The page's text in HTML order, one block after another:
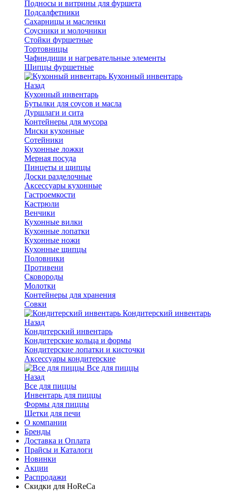
Подносы и витрины для фуршета
Подсалфетники
Сахарницы и масленки
Соусники и молочники
Стойки фуршетные
Тортовницы
Чафиндиши и нагревательные элементы
Щипцы фуршетные
Кухонный инвентарь
Назад
Кухонный инвентарь
Бутылки для соусов и масла
Дуршлаги и сита
Контейнеры для мусора
Миски кухонные
Сотейники
Кухонные ложки
Мерная посуда
Пинцеты и щипцы
Доски разделочные
Аксессуары кухонные
Гастроемкости
Кастрюли
Венчики
Кухонные вилки
Кухонные лопатки
Кухонные ножи
Кухонные щипцы
Половники
Противени
Сковороды
Молотки
Контейнеры для хранения
Совки
Кондитерский инвентарь
Назад
Кондитерский инвентарь
Кондитерские кольца и формы
Кондитерские лопатки и кисточки
Аксессуары кондитерские
Все для пиццы
Назад
Все для пиццы
Инвентарь для пиццы
Формы для пиццы
Щетки для печи
О компании
Бренды
Доставка и Оплата
Прайсы и Каталоги
Новинки
Акции
Распродажи
Скидки для HoReCa